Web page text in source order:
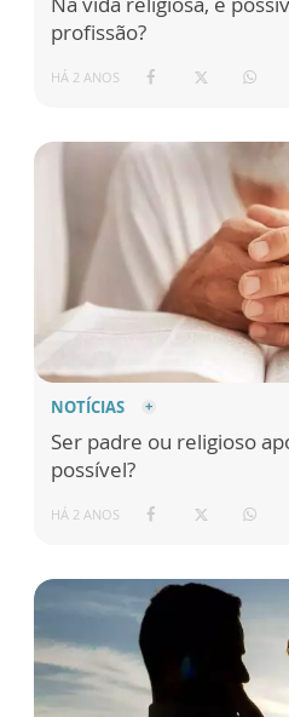
profissão?
HÁ 2 ANOS
NOTÍCIAS
Ser padre ou religioso
possível?
HÁ 2 ANOS